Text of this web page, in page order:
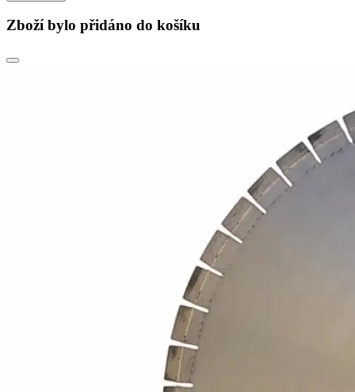
Zboží bylo přidáno do košíku